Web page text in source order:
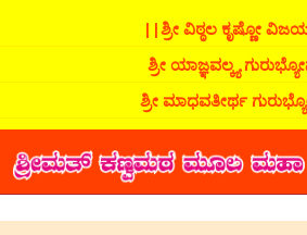
||ಶ್ರೀ ವಿಠ್ಠಲ ಕೃಷ್ಣೋ
ಶ್ರೀ ಯಾಜ್ಞವಲ್ಕ್ಯ
ಶ್ರೀ ಮಾಧವತೀರ್ಥ